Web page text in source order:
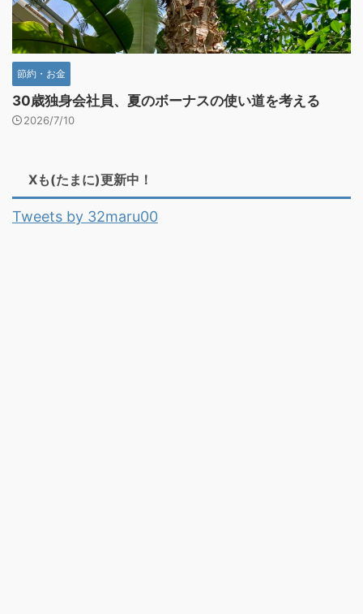
節約・お金
30歳独身会社員、夏のボーナスの使い道を考える
2026/7/10
Xも(たまに)更新中！
Tweets by 32maru00